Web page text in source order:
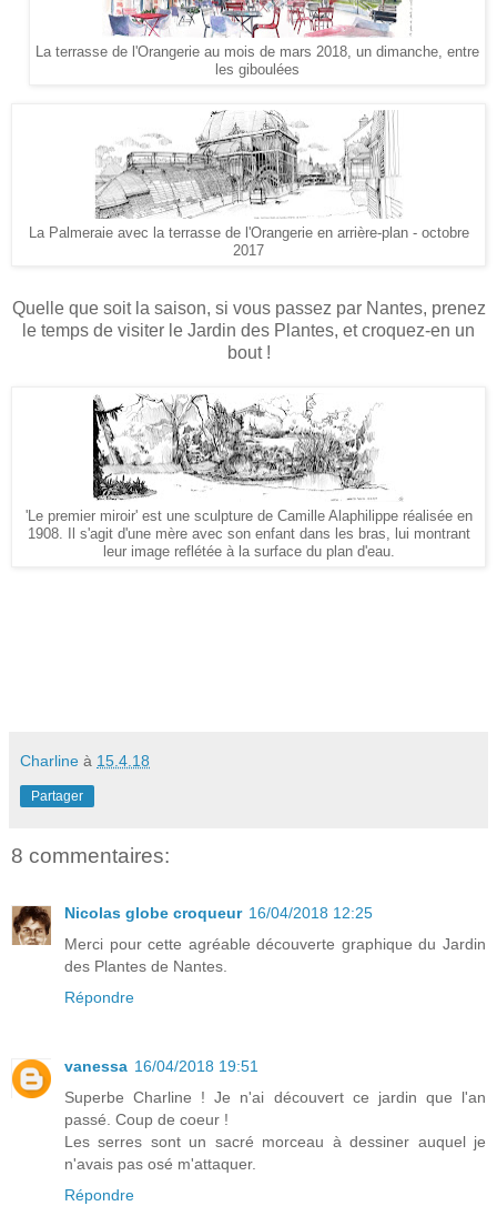
La terrasse de l'Orangerie au mois de mars 2018, un dimanche, entre
les giboulées
La Palmeraie avec la terrasse de l'Orangerie en arrière-plan - octobre
2017
Quelle que soit la saison, si vous passez par Nantes, prenez
le temps de visiter le Jardin des Plantes, et croquez-en un
bout !
'Le premier miroir' est une sculpture de Camille Alaphilippe réalisée en
1908. Il s'agit d'une mère avec son enfant dans les bras, lui montrant
leur image reflétée à la surface du plan d'eau.
Charline à 15.4.18
Partager
8 commentaires:
Nicolas globe croqueur 16/04/2018 12:25
Merci pour cette agréable découverte graphique du Jardin
des Plantes de Nantes.
Répondre
vanessa 16/04/2018 19:51
Superbe Charline ! Je n'ai découvert ce jardin que l'an
passé. Coup de coeur !
Les serres sont un sacré morceau à dessiner auquel je
n'avais pas osé m'attaquer.
Répondre